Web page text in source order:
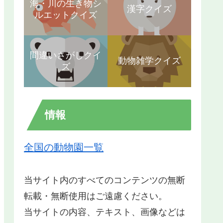
海・川の生き物シ
ルエットクイズ
漢字クイズ
間違いさがしクイ
ズ
動物雑学クイズ
情報
全国の動物園一覧
当サイト内のすべてのコンテンツの無断
転載・無断使用はご遠慮ください。
当サイトの内容、テキスト、画像などは